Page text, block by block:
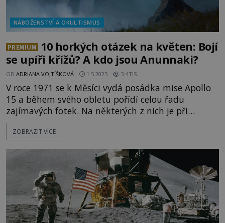
NÁBOŽENSTVÍ A OKULTISMUS
PREMIUM
10 horkých otázek na květen: Bojí
se upíři křížů? A kdo jsou Anunnaki?
OD ADRIANA VOJTÍŠKOVÁ 1.5.2025 3.4TIS
V roce 1971 se k Měsíci vydá posádka mise Apollo
15 a během svého obletu pořídí celou řadu
zajímavých fotek. Na některých z nich je při
velkém zvětšení vidět přes 3 kilometry dlouhý
objekt, který na první pohled připomíná
podivným snímkům je údajně na Měsíc v roce
1976 vyslána posádka mise Apollo 20, k
ZOBRAZIT VÍCE